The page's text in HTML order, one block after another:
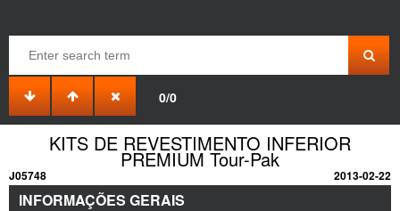
0/0
KITS DE REVESTIMENTO INFERIOR
PREMIUM Tour- Pak
J05748 2013-02-22
INFORMAÇÕES GERAIS